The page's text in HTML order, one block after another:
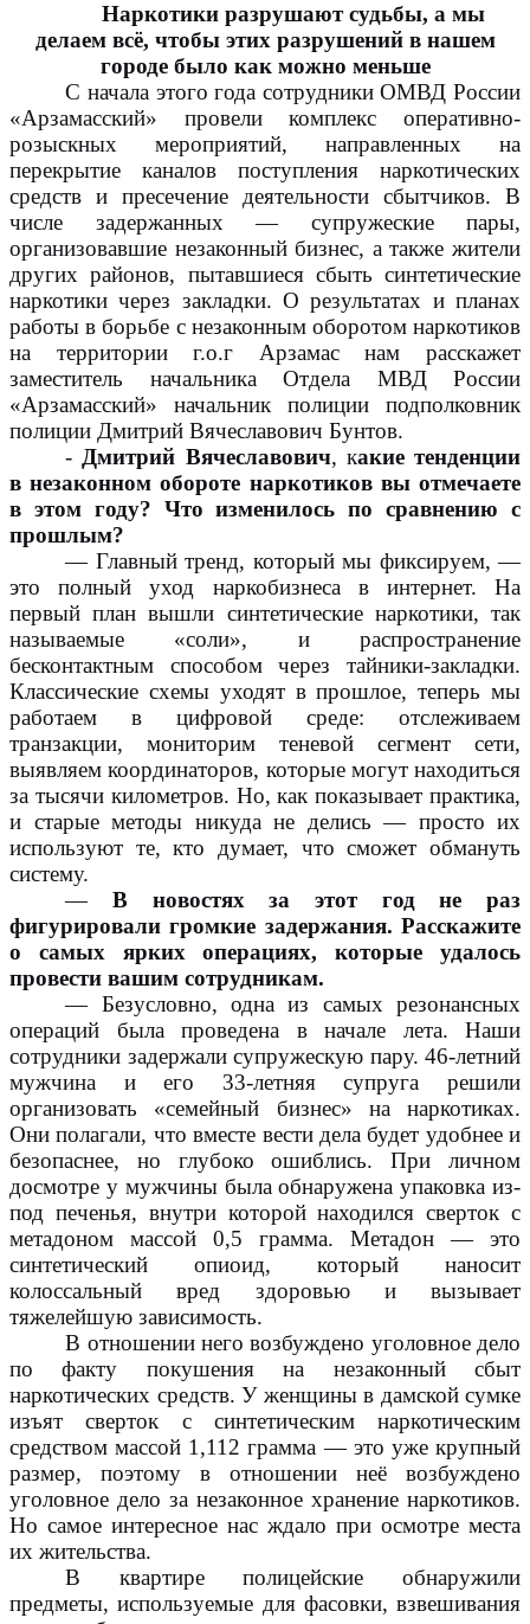
Наркотики разрушают судьбы, а мы
делаем всё, чтобы этих разрушений в нашем
городе было как можно меньше
С начала этого года сотрудники ОМВД России
«Арзамасский» провели комплекс оперативно-
розыскных мероприятий, направленных на
перекрытие каналов поступления наркотических
средств и пресечение деятельности сбытчиков. В
числе задержанных — супружеские пары,
организовавшие незаконный бизнес, а также жители
других районов, пытавшиеся сбыть синтетические
наркотики через закладки. О результатах и планах
работы в борьбе с незаконным оборотом наркотиков
на территории г.о.г Арзамас нам расскажет
заместитель начальника Отдела МВД России
«Арзамасский» начальник полиции подполковник
полиции Дмитрий Вячеславович Бунтов.
-Дмитрий Вячеславович, какие тенденции
в незаконном обороте наркотиков вы отмечаете
в этом году? Что изменилось по сравнению с
прошлым?
— Главный тренд, который мы фиксируем, —
это полный уход наркобизнеса в интернет. На
первый план вышли синтетические наркотики, так
называемые «соли», и распространение
бесконтактным способом через тайники-закладки.
Классические схемы уходят в прошлое, теперь мы
работаем в цифровой среде: отслеживаем
транзакции, мониторим теневой сегмент сети,
выявляем координаторов, которые могут находиться
за тысячи километров. Но, как показывает практика,
и старые методы никуда не делись — просто их
используют те, кто думает, что сможет обмануть
систему.
— В новостях за этот год не раз
фигурировали громкие задержания. Расскажите
о самых ярких операциях, которые удалось
провести вашим сотрудникам.
— Безусловно, одна из самых резонансных
операций была проведена в начале лета. Наши
сотрудники задержали супружескую пару. 46-летний
мужчина и его 33-летняя супруга решили
организовать «семейный бизнес» на наркотиках.
Они полагали, что вместе вести дела будет удобнее и
безопаснее, но глубоко ошиблись. При личном
досмотре у мужчины была обнаружена упаковка из-
под печенья, внутри которой находился сверток с
метадоном массой 0,5 грамма. Метадон — это
синтетический опиоид, который наносит
колоссальный вред здоровью и вызывает
тяжелейшую зависимость.
В отношении него возбуждено уголовное дело
по факту покушения на незаконный сбыт
наркотических средств. У женщины в дамской сумке
изъят сверток с синтетическим наркотическим
средством массой 1,112 грамма — это уже крупный
размер, поэтому в отношении неё возбуждено
уголовное дело за незаконное хранение наркотиков.
Но самое интересное нас ждало при осмотре места
их жительства.
В квартире полицейские обнаружили
предметы, используемые для фасовки, взвешивания